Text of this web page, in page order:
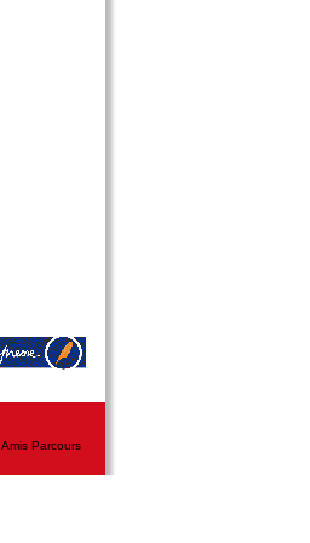
Amis Parcours